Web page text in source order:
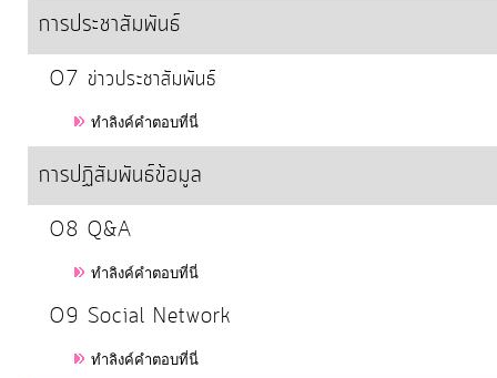
พัฒนา
บุคคล
การ
จัด
ซื้อ
จัด
การประชาสัมพันธ์
O7 ข่าวประชาสัมพันธ์
ทำลิงค์คำตอบที่นี่
การปฏิสัมพันธ์ข้อมูล
O8 Q&A
ทำลิงค์คำตอบที่นี่
O9 Social Network
ทำลิงค์คำตอบที่นี่